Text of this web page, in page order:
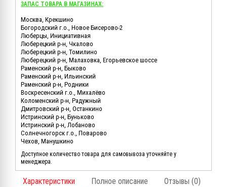
ЗАПАС ТОВАРА В МАГАЗИНАХ:
Москва, Крекшино
Богородский г.о., Новое Бисерово-2
Люберцы, Инициативная
Люберецкий р-н, Чкалово
Люберецкий р-н, Томилино
Люберецкий р-н, Малаховка, Егорьевское шоссе
Раменский р-н, Быково
Раменский р-н, Ильинский
Раменский р-н, Родники
Воскресенский г.о., Михалёво
Коломенский р-н, Радужный
Дмитровский р-н, Останкино
Истринский р-н, Буньково
Истринский р-н, Лобаново
Солнечногорск г.о., Поварово
Чехов, Манушкино
Доступное количество товара для самовывоза уточняйте у
менеджера.
Характеристики Полное описание Отзывы (0)